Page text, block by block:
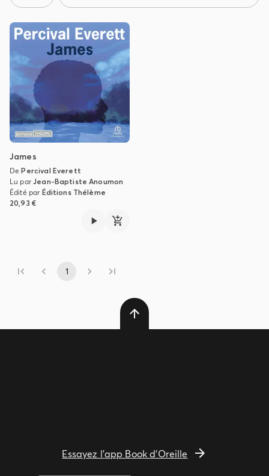
James
DePercival Everett
Lu parJean-Baptiste Anoumon
Édité par Éditions Thélème
20,93 €
1
Essayez l'app Book d'Oreille